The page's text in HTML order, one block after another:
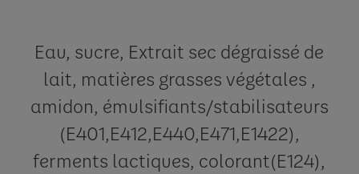
Eau, sucre, Extrait sec dégraissé de
lait, matières grasses végétales ,
amidon, émulsifiants/stabilisateurs
(E401,E412,E440,E471,E1422),
ferments lactiques, colorant(E124),